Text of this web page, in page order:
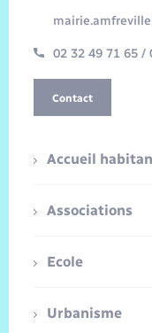
02 32 49 71 65 /
Contact
Accueil
Associations
Ecole
Urbanisme